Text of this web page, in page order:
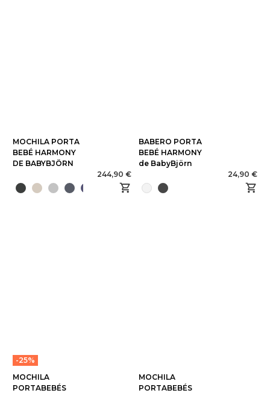
MOCHILA PORTA
BEBÉ HARMONY
DE BABYBJÖRN
244,90 €
BABERO PORTA
BEBÉ HARMONY
de BabyBjörn
24,90 €
-25%
MOCHILA
PORTABEBÉS
MOCHILA
PORTABEBÉS